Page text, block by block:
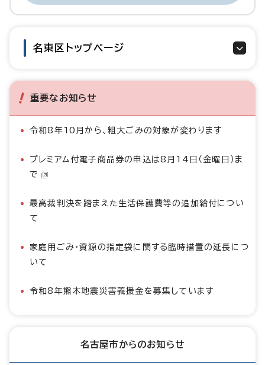
名東区トップページ
重要なお知らせ
令和8年10月から、粗大ごみの対象が変わります
プレミアム付電子商品券の申込は8月14日（金曜日）ま
で
最高裁判決を踏まえた生活保護費等の追加給付につい
て
家庭用ごみ・資源の指定袋に関する臨時措置の延長につ
いて
令和8年熊本地震災害義援金を募集しています
名古屋市からのお知らせ